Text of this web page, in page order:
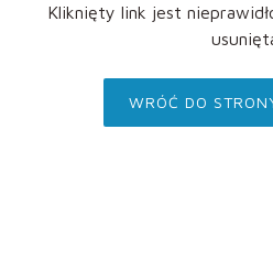
Kliknięty link jest
WRÓĆ DO